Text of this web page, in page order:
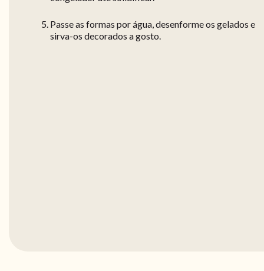
Passe as formas por água, desenforme os gelados e
sirva-os decorados a gosto.